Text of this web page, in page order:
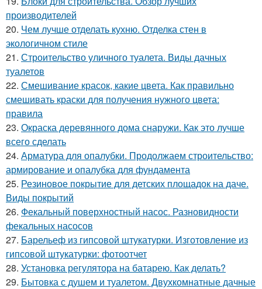
производителей
20. Чем лучше отделать кухню. Отделка стен в
экологичном стиле
21. Строительство уличного туалета. Виды дачных
туалетов
22. Смешивание красок, какие цвета. Как правильно
смешивать краски для получения нужного цвета:
правила
23. Окраска деревянного дома снаружи. Как это лучше
всего сделать
24. Арматура для опалубки. Продолжаем строительство:
армирование и опалубка для фундамента
25. Резиновое покрытие для детских площадок на даче.
Виды покрытий
26. Фекальный поверхностный насос. Разновидности
фекальных насосов
27. Барельеф из гипсовой штукатурки. Изготовление из
гипсовой штукатурки: фотоотчет
28. Установка регулятора на батарею. Как делать?
29. Бытовка с душем и туалетом. Двухкомнатные дачные